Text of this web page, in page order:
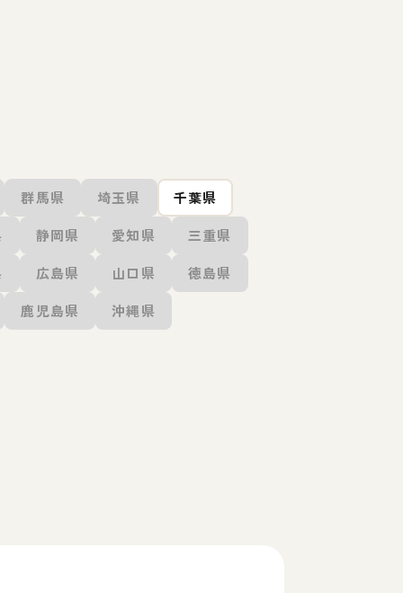
群馬県 埼玉県
千葉県
静岡県 愛知県
三重県
広島県 山口県
徳島県
鹿児島県
沖縄県